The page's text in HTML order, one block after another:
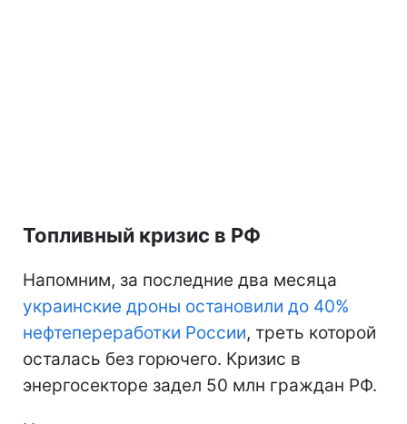
Топливный кризис в РФ
Напомним, за последние два месяца
украинские дроны остановили до 40%
нефтепереработки России, треть которой
осталась без горючего. Кризис в
энергосекторе задел 50 млн граждан РФ.